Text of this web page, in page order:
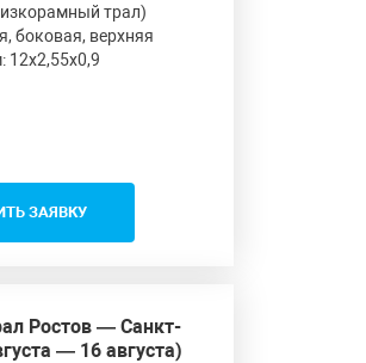
трал)
боковая, верхняя
ЗАЯВКУ
Ростов — Санкт-
— 16 августа)